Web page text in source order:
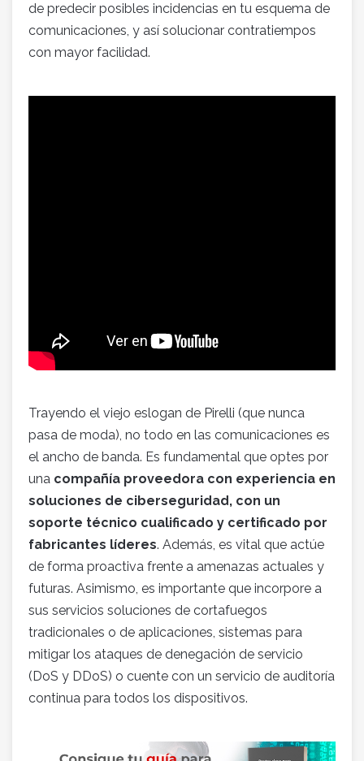
de predecir posibles incidencias en tu esquema de
comunicaciones, y así solucionar contratiempos
con mayor facilidad.
Trayendo el viejo eslogan de Pirelli (que nunca
pasa de moda), no todo en las comunicaciones es
el ancho de banda. Es fundamental que optes por
una compañía proveedora con experiencia en
soluciones de ciberseguridad, con un
soporte técnico cualificado y certificado por
fabricantes líderes. Además, es vital que actúe
de forma proactiva frente a amenazas actuales y
futuras. Asimismo, es importante que incorpore a
sus servicios soluciones de cortafuegos
tradicionales o de aplicaciones, sistemas para
mitigar los ataques de denegación de servicio
(DoS y DDoS) o cuente con un servicio de auditoría
continua para todos los dispositivos.